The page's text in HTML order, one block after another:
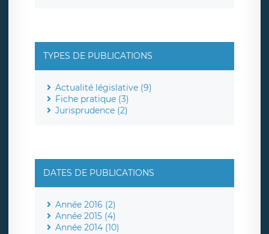
TYPES DE PUBLICATIONS
Actualité législative (9)
Fiche pratique (3)
Jurisprudence (2)
DATES DE PUBLICATIONS
Année 2016 (2)
Année 2015 (4)
Année 2014 (10)